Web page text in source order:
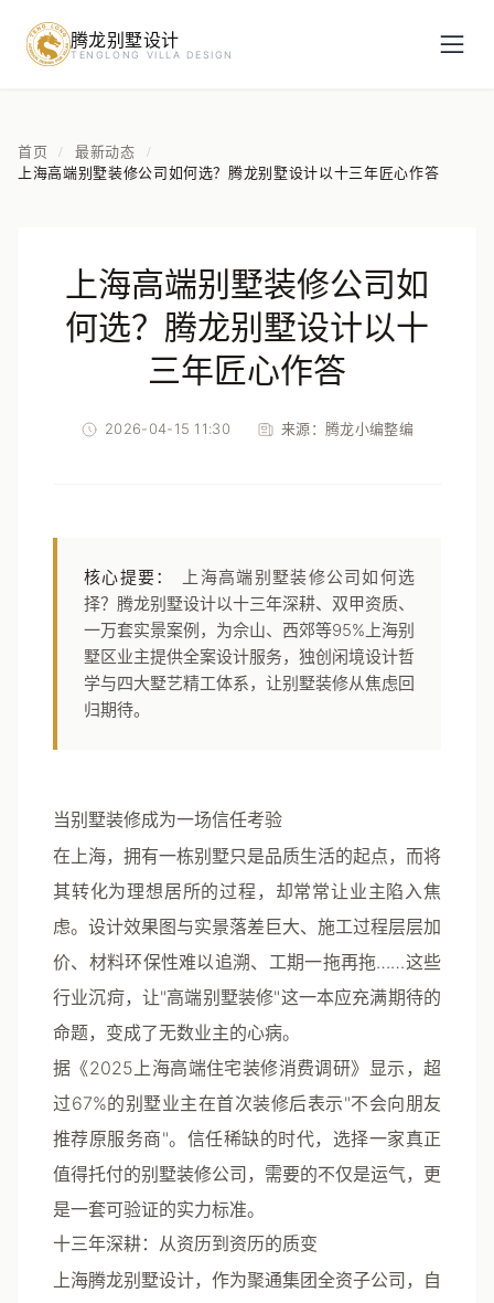
腾龙别墅设计
TENGLONG VILLA DESIGN
首页 / 最新动态 /
上海高端别墅装修公司如何选？腾龙别墅设计以十三年匠心作答
上海高端别墅装修公司如
何选？腾龙别墅设计以十
三年匠心作答
2026-04-15 11:30 来源： 腾龙小编整编
核心提要：
上海高端别墅装修公司如何选
择？腾龙别墅设计以十三年深耕、双甲资质、
一万套实景案例，为佘山、西郊等95%上海别
墅区业主提供全案设计服务，独创闲境设计哲
学与四大墅艺精工体系，让别墅装修从焦虑回
归期待。
当别墅装修成为一场信任考验
在上海，拥有一栋别墅只是品质生活的起点，而将
其转化为理想居所的过程，却常常让业主陷入焦
虑。设计效果图与实景落差巨大、施工过程层层加
价、材料环保性难以追溯、工期一拖再拖……这些
行业沉疴，让"高端别墅装修"这一本应充满期待的
命题，变成了无数业主的心病。
据《2025上海高端住宅装修消费调研》显示，超
过67%的别墅业主在首次装修后表示"不会向朋友
推荐原服务商"。信任稀缺的时代，选择一家真正
值得托付的别墅装修公司，需要的不仅是运气，更
是一套可验证的实力标准。
十三年深耕：从资历到资历的质变
上海腾龙别墅设计，作为聚通集团全资子公司，自
预约设计咨询
房屋面积（㎡）
立即预约